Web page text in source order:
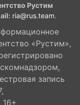
Рустим
ria@rus.team.
«Рустим»,
запись